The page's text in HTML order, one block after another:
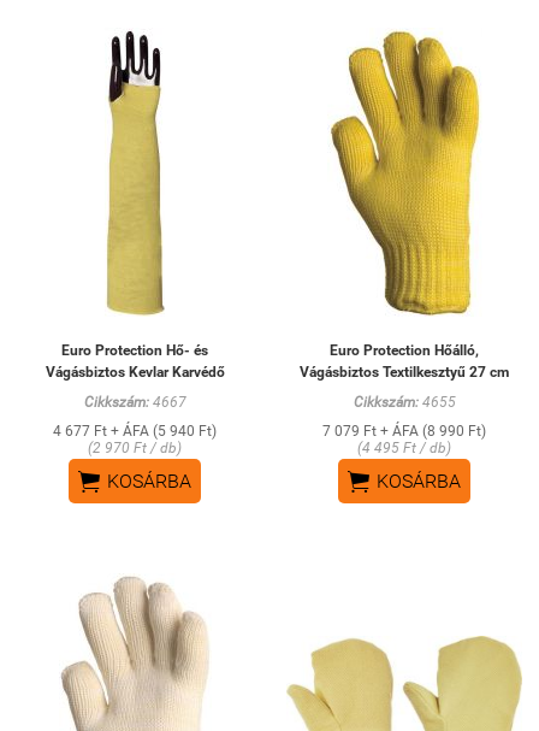
Euro Protection Hő- és
Vágásbiztos Kevlar Karvédő
Cikkszám:4667
4 677 Ft + ÁFA (5 940 Ft)
(2 970 Ft / db)
 KOSÁRBA
Euro Protection Hőálló,
Vágásbiztos Textilkesztyű 27 cm
Cikkszám:4655
7 079 Ft + ÁFA (8 990 Ft)
(4 495 Ft / db)
 KOSÁRBA